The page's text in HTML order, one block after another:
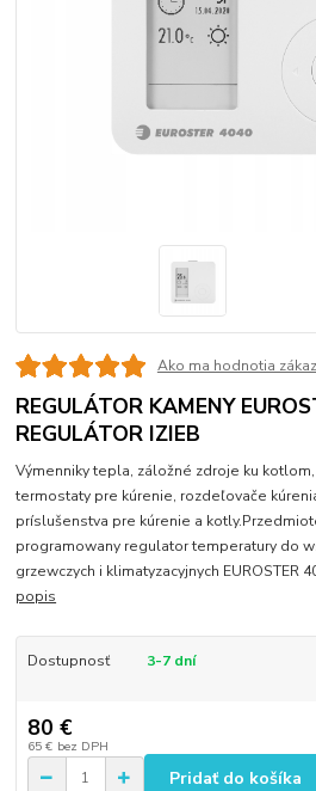
Ako ma hodnotia
REGULÁTOR KAMENY
REGULÁTOR IZIEB
Výmenniky tepla, záložné zdroje ku
termostaty pre kúrenie, rozdeľovače
príslušenstva pre kúrenie a
programowany regulator temperatury do
grzewczych i klimatyzacyjnych EUROSTER
popis
Dostupnosť 3-7 dní
80 €
65 € bez DPH
Pridať do košíka